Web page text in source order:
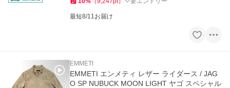
最短8/11お届け
EMMETI
EMMETI エンメティ レザー ライダース / JAG
O SP NUBUCK MOON LIGHT ヤゴ スペシャル